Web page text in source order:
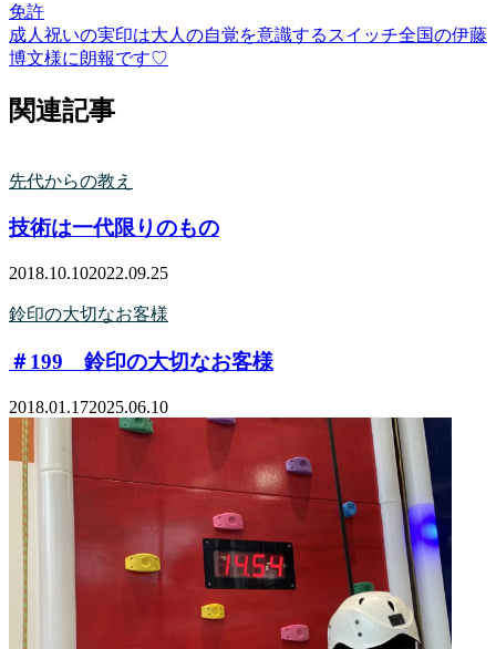
免許
成人祝いの実印は大人の自覚を意識するスイッチ全国の伊藤
博文様に朗報です♡
関連記事
先代からの教え
技術は一代限りのもの
2018.10.102022.09.25
鈴印の大切なお客様
＃199 鈴印の大切なお客様
2018.01.172025.06.10